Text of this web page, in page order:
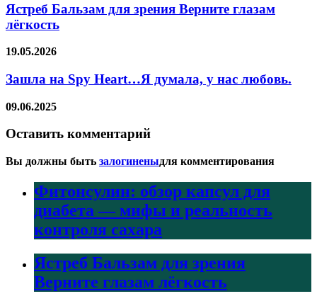
Ястреб Бальзам для зрения Верните глазам
лёгкость
19.05.2026
Зашла на Spy Heart…Я думала, у нас любовь.
09.06.2025
Оставить комментарий
Вы должны быть залогиненыдля комментирования
Фитонсулин: обзор капсул для
диабета — мифы и реальность
контроля сахара
Ястреб Бальзам для зрения
Верните глазам лёгкость